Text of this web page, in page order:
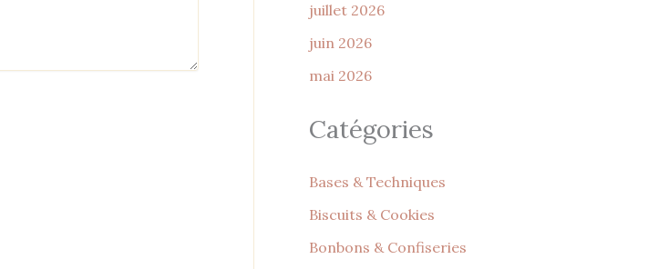
juillet 2026
juin 2026
mai 2026
Catégories
Bases & Techniques
Biscuits & Cookies
Bonbons & Confiseries